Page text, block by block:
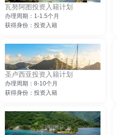
瓦努阿图投资入籍计划
办理周期：1-1.5个月
获得身份：投资入籍
圣卢西亚投资入籍计划
办理周期：8-10个月
获得身份：投资入籍